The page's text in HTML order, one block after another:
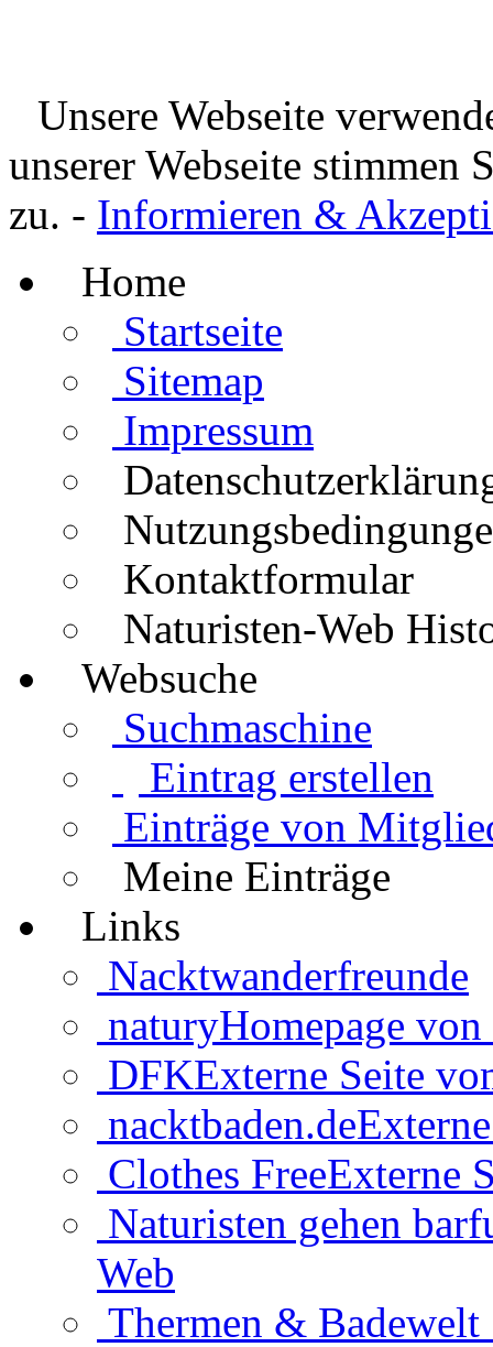
Unsere Webseite
unserer Webseite stimmen
zu. - Informieren &
Home
Startseite
Sitemap
Impressum
Kontaktformular
Naturisten-Web
Websuche
Suchmaschine
Eintrag erstellen
Einträge von
Meine Einträge
Links
Nacktwanderfreunde
naturyHomepage
DFKExterne Seite
nacktbaden.de
Clothes FreeExterne
Naturisten gehen
Web
Thermen & Badewelt